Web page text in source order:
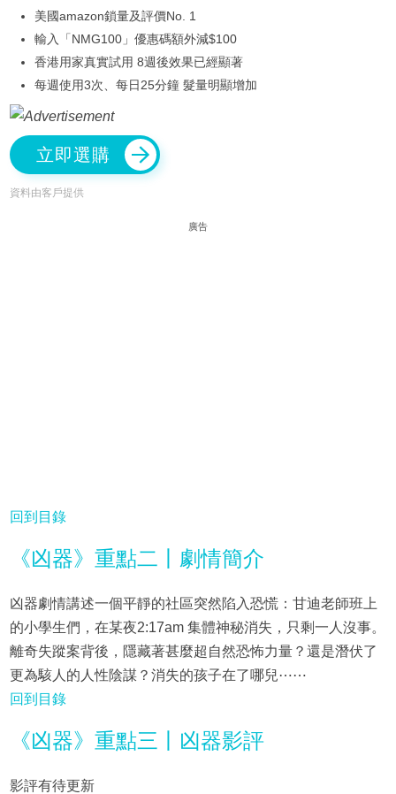
美國amazon鎖量及評價No. 1
輸入「NMG100」優惠碼額外減$100
香港用家真實試用 8週後效果已經顯著
每週使用3次、每日25分鐘 髮量明顯增加
立即選購
資料由客戶提供
廣告
回到目錄
《凶器》重點二丨劇情簡介
凶器劇情講述一個平靜的社區突然陷入恐慌：甘迪老師班上
的小學生們，在某夜2:17am 集體神秘消失，只剩一人沒事。
離奇失蹤案背後，隱藏著甚麼超自然恐怖力量？還是潛伏了
更為駭人的人性陰謀？消失的孩子在了哪兒⋯⋯
回到目錄
《凶器》重點三丨凶器影評
影評有待更新